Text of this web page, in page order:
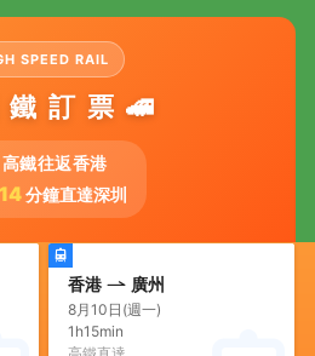
SPEED RAIL
鐵 訂 票 🚄
鐵往返香港
14分鐘直達深圳
香港 廣州
8月10日(週一)
1h15min